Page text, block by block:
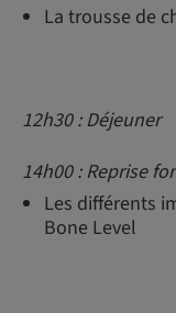
La trousse de
12h30 : Déjeuner
14h00 : Reprise
Les différents
Bone Level